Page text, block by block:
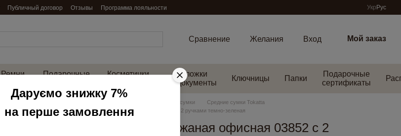
Даруємо знижку 7%
на перше замовлення
Публичный договор Отзывы Программа лояльности Укр Рус
Сравнение Желания Вход Мой заказ
Ремни
Подарочные
Косметички
Обложки
на документы
Ключницы Папки
Подарочные
сертификаты
Средние сумки
Средние сумки Tokatta
Сумка женская кожаная офисная 03852 с 2 ручками темно-зеленая
Сумка женская кожаная офисная 03852 с 2